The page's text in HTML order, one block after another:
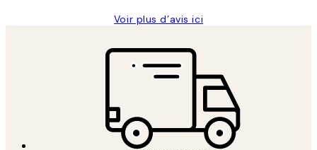
Voir plus d’avis ici